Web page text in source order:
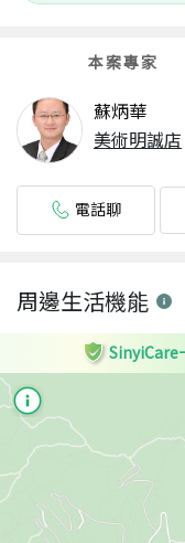
本案專家
蘇炳華
美術明誠店
電話聊
周邊生活機能
SinyiCare